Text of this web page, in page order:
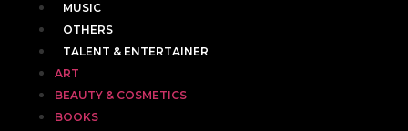
MUSIC
OTHERS
TALENT & ENTERTAINER
ART
BEAUTY & COSMETICS
BOOKS